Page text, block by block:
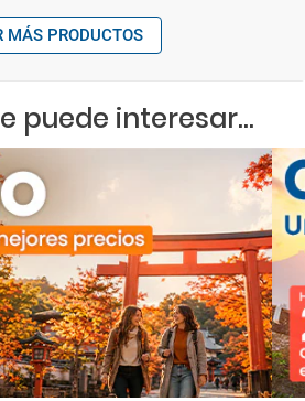
MÁS PRODUCTOS
puede interesar...